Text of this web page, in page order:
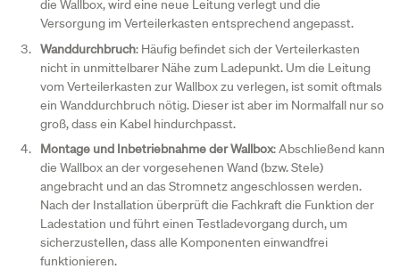
die Wallbox, wird eine neue Leitung verlegt und die
Versorgung im Verteilerkasten entsprechend angepasst.
Wanddurchbruch: Häufig befindet sich der Verteilerkasten
nicht in unmittelbarer Nähe zum Ladepunkt. Um die Leitung
vom Verteilerkasten zur Wallbox zu verlegen, ist somit oftmals
ein Wanddurchbruch nötig. Dieser ist aber im Normalfall nur so
groß, dass ein Kabel hindurchpasst.
Montage und Inbetriebnahme der Wallbox: Abschließend kann
die Wallbox an der vorgesehenen Wand (bzw. Stele)
angebracht und an das Stromnetz angeschlossen werden.
Nach der Installation überprüft die Fachkraft die Funktion der
Ladestation und führt einen Testladevorgang durch, um
sicherzustellen, dass alle Komponenten einwandfrei
funktionieren.